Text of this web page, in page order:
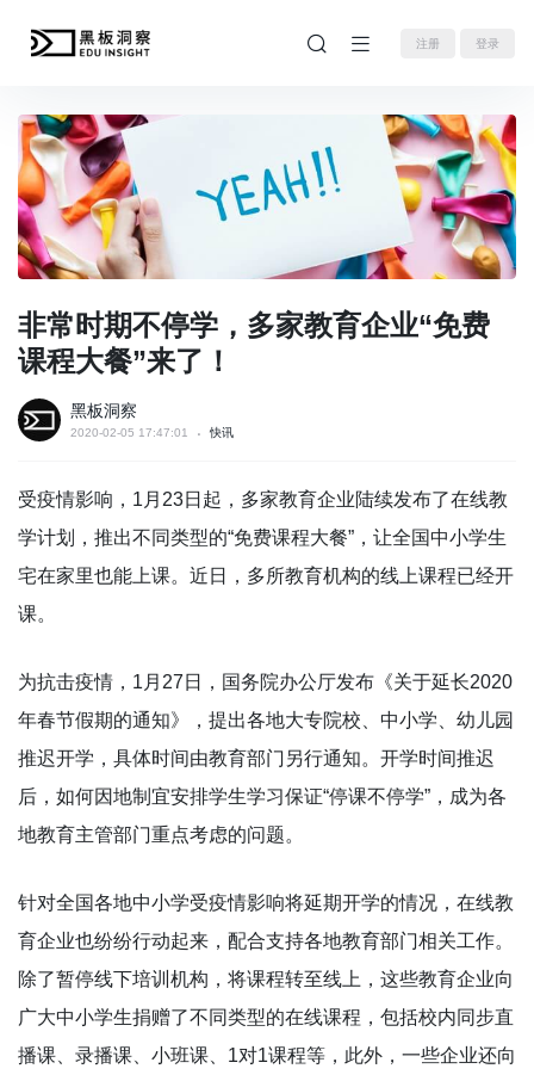
注册 登录
非常时期不停学，多家教育企业“免费
课程大餐”来了！
黑板洞察
2020-02-05 17:47:01 快讯
受疫情影响，1月23日起，多家教育企业陆续发布了在线教
学计划，推出不同类型的“免费课程大餐”，让全国中小学生
宅在家里也能上课。近日，多所教育机构的线上课程已经开
课。
为抗击疫情，1月27日，国务院办公厅发布《关于延长2020
年春节假期的通知》，提出各地大专院校、中小学、幼儿园
推迟开学，具体时间由教育部门另行通知。开学时间推迟
后，如何因地制宜安排学生学习保证“停课不停学”，成为各
地教育主管部门重点考虑的问题。
针对全国各地中小学受疫情影响将延期开学的情况，在线教
育企业也纷纷行动起来，配合支持各地教育部门相关工作。
除了暂停线下培训机构，将课程转至线上，这些教育企业向
广大中小学生捐赠了不同类型的在线课程，包括校内同步直
播课、录播课、小班课、1对1课程等，此外，一些企业还向